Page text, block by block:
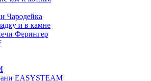
Чародейка
и в камне
Ферингер
EASYSTEAM